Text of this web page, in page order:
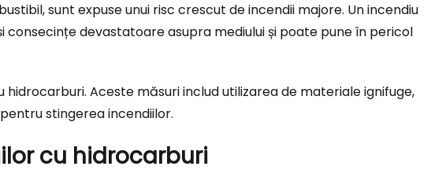
sunt expuse unui risc crescut de incendii majore. Un incendiu
devastatoare asupra mediului și poate pune în pericol
Aceste măsuri includ utilizarea de materiale ignifuge,
stingerea incendiilor.
cu hidrocarburi